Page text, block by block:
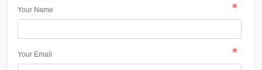
Your Name *
Your Email *